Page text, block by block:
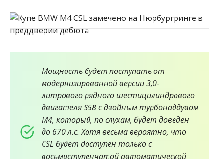
Мощность будет поступать от
модернизированной версии 3,0-
литрового рядного шестицилиндрового
двигателя S58 с двойным турбонаддувом
M4, который, по слухам, будет доведен
до 670 л.с. Хотя весьма вероятно, что
CSL будет доступен только с
восьмиступенчатой автоматической